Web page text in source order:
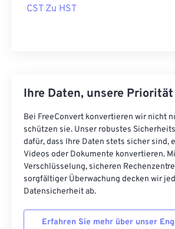
CST Zu HST
Ihre Daten, unsere Priorität
Bei FreeConvert konvertieren wir nicht
schützen sie. Unser robustes
dafür, dass Ihre Daten stets sicher sind,
Videos oder Dokumente konvertieren.
Verschlüsselung, sicheren
sorgfältiger Überwachung decken wir
Datensicherheit ab.
Erfahren Sie mehr über unser